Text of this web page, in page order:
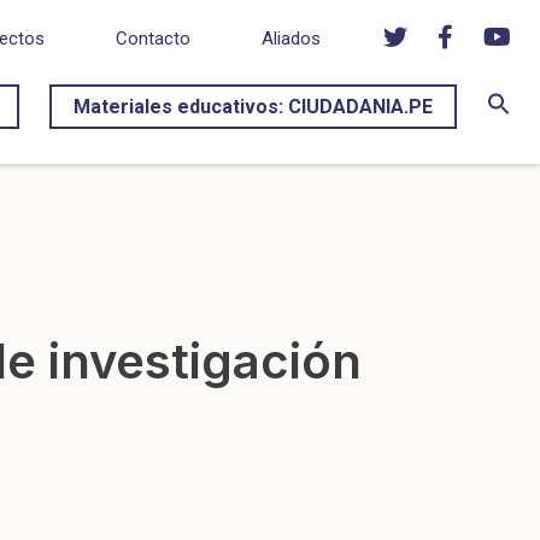
Contacto Aliados
Materiales educativos: CIUDADANIA.PE
investigación